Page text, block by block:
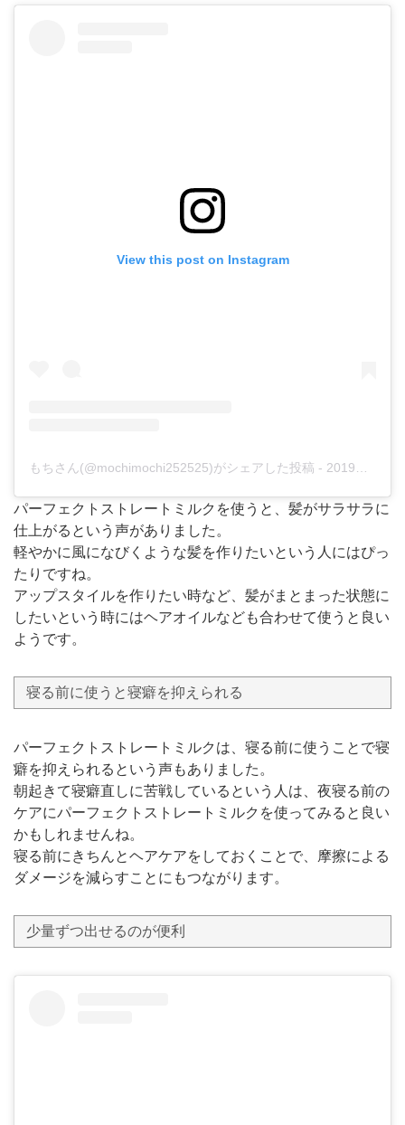
View this post on Instagram
もちさん(@mochimochi252525)がシェアした投稿 - 2019年 4月月8日午後11時00分PDT
パーフェクトストレートミルクを使うと、髪がサラサラに
仕上がるという声がありました。
軽やかに風になびくような髪を作りたいという人にはぴっ
たりですね。
アップスタイルを作りたい時など、髪がまとまった状態に
したいという時にはヘアオイルなども合わせて使うと良い
ようです。
寝る前に使うと寝癖を抑えられる
パーフェクトストレートミルクは、寝る前に使うことで寝
癖を抑えられるという声もありました。
朝起きて寝癖直しに苦戦しているという人は、夜寝る前の
ケアにパーフェクトストレートミルクを使ってみると良い
かもしれませんね。
寝る前にきちんとヘアケアをしておくことで、摩擦による
ダメージを減らすことにもつながります。
少量ずつ出せるのが便利